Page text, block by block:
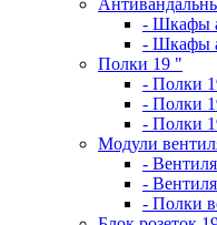
- Шкафы
- Шкафы
Полки 19 "
- Полки
- Полки
- Полки
Модули
-
-
- Полки